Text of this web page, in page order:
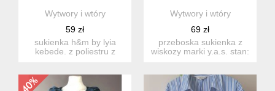
Wytwory i wtóry
59 zł
sukienka h&m by lyia
kebede. z poliestru z
Wytwory i wtóry
69 zł
przeboska sukienka z
wiskozy marki y.a.s. stan: